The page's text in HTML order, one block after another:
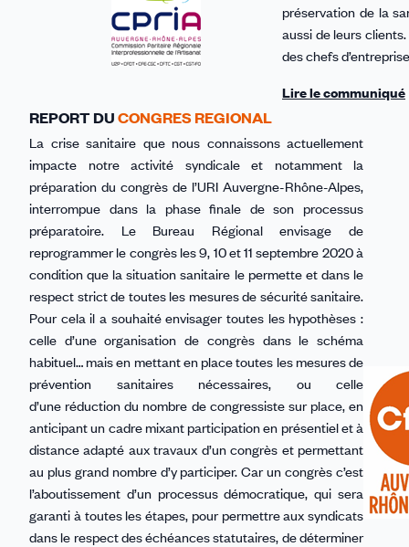
préservation de la
aussi de leurs
des chefs
Lire le communiqué
REPORT DUCONGRES REGIONAL
La crise sanitaire que nous connaissons actuellement
impacte notre activité syndicale et notamment la
préparation du congrès de l’URI Auvergne-Rhône-Alpes,
interrompue dans la phase finale de son processus
préparatoire. Le Bureau Régional envisage de
reprogrammer le congrès les 9, 10 et 11 septembre 2020 à
condition que la situation sanitaire le permette et dans le
respect strict de toutes les mesures de sécurité sanitaire.
Pour cela il a souhaité envisager toutes les hypothèses :
celle d’une organisation de congrès dans le schéma
habituel… mais en mettant en place toutes les mesures de
prévention sanitaires nécessaires, ou celle
d’une réduction du nombre de congressiste sur place, en
anticipant un cadre mixant participation en présentiel et à
distance adapté aux travaux d’un congrès et permettant
au plus grand nombre d’y participer. Car un congrès c’est
l’aboutissement d’un processus démocratique, qui sera
garanti à toutes les étapes, pour permettre aux syndicats
dans le respect des échéances statutaires, de déterminer